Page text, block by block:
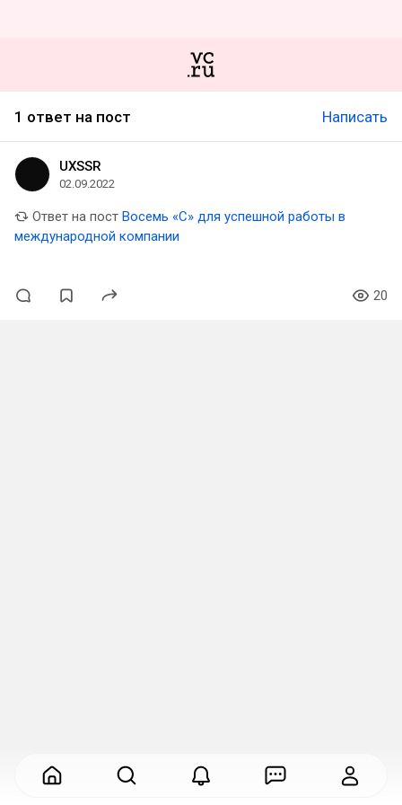
1 ответ на пост Написать
UXSSR
02.09.2022
Ответ на пост Восемь «С» для успешной работы в
международной компании
20